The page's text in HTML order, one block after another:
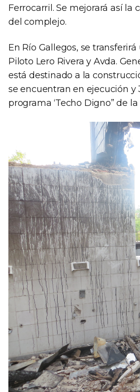
Ferrocarril. Se mejorará así
del complejo.
En Río Gallegos, se
Piloto Lero Rivera y Avda.
está destinado a la
se encuentran en ejecución y
programa ‘Techo Digno” de